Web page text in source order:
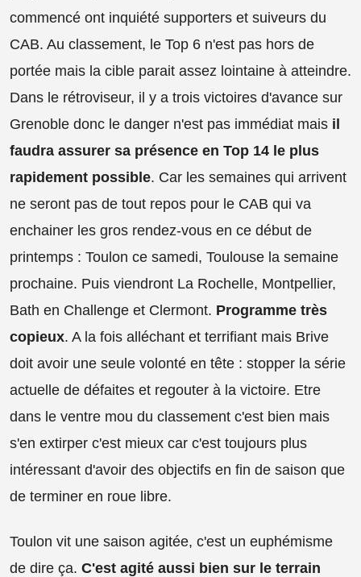
commencé ont inquiété supporters et suiveurs du
CAB. Au classement, le Top 6 n'est pas hors de
portée mais la cible parait assez lointaine à atteindre.
Dans le rétroviseur, il y a trois victoires d'avance sur
Grenoble donc le danger n'est pas immédiat mais il
faudra assurer sa présence en Top 14 le plus
rapidement possible. Car les semaines qui arrivent
ne seront pas de tout repos pour le CAB qui va
enchainer les gros rendez-vous en ce début de
printemps : Toulon ce samedi, Toulouse la semaine
prochaine. Puis viendront La Rochelle, Montpellier,
Bath en Challenge et Clermont. Programme très
copieux. A la fois alléchant et terrifiant mais Brive
doit avoir une seule volonté en tête : stopper la série
actuelle de défaites et regouter à la victoire. Etre
dans le ventre mou du classement c'est bien mais
s'en extirper c'est mieux car c'est toujours plus
intéressant d'avoir des objectifs en fin de saison que
de terminer en roue libre.
Toulon vit une saison agitée, c'est un euphémisme
de dire ça. C'est agité aussi bien sur le terrain